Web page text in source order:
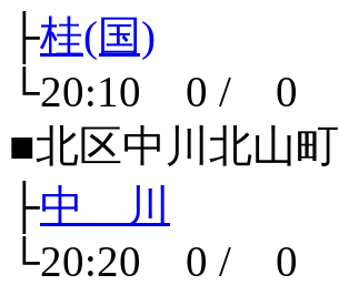
├桂(国)
└20:10 0 / 0
■北区中川北山町
├中 川
└20:20 0 / 0